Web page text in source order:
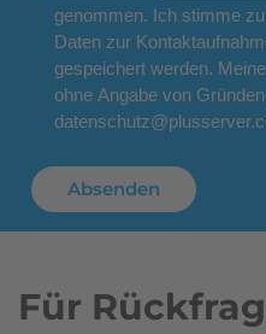
genommen. Ich stimme
Daten zur
gespeichert werden.
ohne Angabe von
Für